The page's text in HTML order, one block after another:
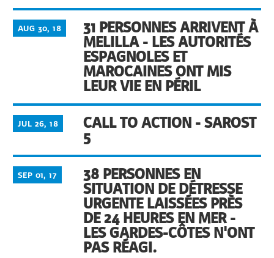
31 PERSONNES ARRIVENT À
MELILLA - LES AUTORITÉS
ESPAGNOLES ET
MAROCAINES ONT MIS
LEUR VIE EN PÉRIL
AUG 30, 18
CALL TO ACTION - SAROST
5
JUL 26, 18
38 PERSONNES EN
SITUATION DE DÉTRESSE
URGENTE LAISSÉES PRÈS
DE 24 HEURES EN MER -
LES GARDES-CÔTES N'ONT
PAS RÉAGI.
SEP 01, 17